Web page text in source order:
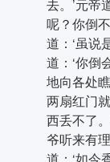
去。’元帝
呢？你倒
道：‘虽说
道：‘你倒
地向各处
两扇红门
西丢不了
爷听来有